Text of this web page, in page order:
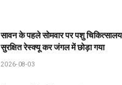
सावन के पहले सोमवार पर पशु
सुरक्षित रेस्क्यू कर जंगल में छोड़ा गया
2026-08-03